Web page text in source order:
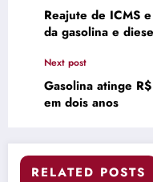
Reajute de ICMS
da gasolina e
Next post
Gasolina atinge
em dois anos
RELATED POSTS